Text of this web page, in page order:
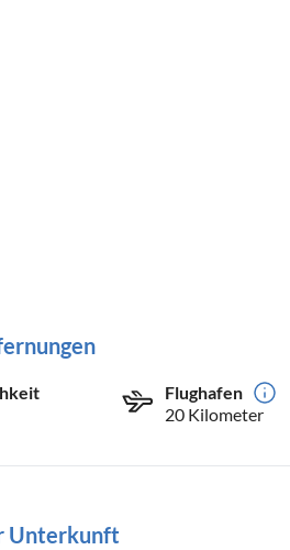
Flughafen
20 Kilometer
Unterkunft